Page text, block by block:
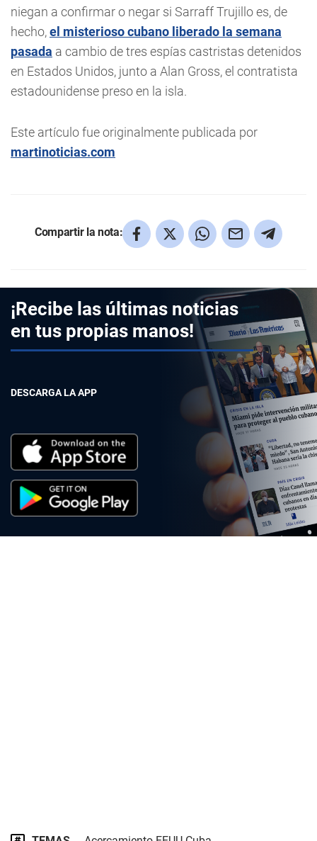
niegan a confirmar o negar si Sarraff Trujillo es, de
hecho,el misterioso cubano liberado la semana
pasada a cambio de tres espías castristas detenidos
en Estados Unidos, junto a Alan Gross, el contratista
estadounidense preso en la isla.
Este artículo fue originalmente publicada por
martinoticias.com
Compartir la nota:
¡Recibe las últimas noticias
en tus propias manos!
DESCARGA LA APP